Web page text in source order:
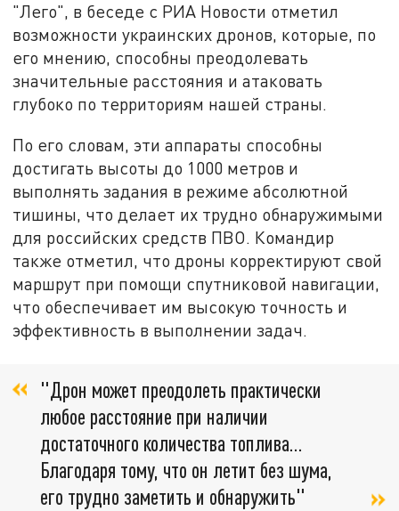
"Лего", в беседе с РИА Новости отметил
возможности украинских дронов, которые, по
его мнению, способны преодолевать
значительные расстояния и атаковать
глубоко по территориям нашей страны.
По его словам, эти аппараты способны
достигать высоты до 1000 метров и
выполнять задания в режиме абсолютной
тишины, что делает их трудно обнаружимыми
для российских средств ПВО. Командир
также отметил, что дроны корректируют свой
маршрут при помощи спутниковой навигации,
что обеспечивает им высокую точность и
эффективность в выполнении задач.
"Дрон может преодолеть практически
любое расстояние при наличии
достаточного количества топлива…
Благодаря тому, что он летит без шума,
его трудно заметить и обнаружить"